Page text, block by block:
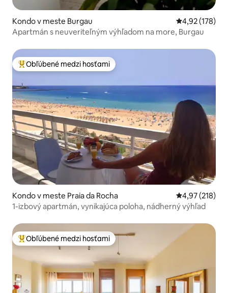
Kondo v meste Burgau Priemerné
4,92 (178)
Apartmán s neuveriteľným výhľadom na more, Burgau
Najobľúbenejšie medzi hosťami
Obľúbené medzi hosťami
Kondo v meste Praia da Rocha Priemerné
4,97 (218)
1-izbový apartmán, vynikajúca poloha, nádherný výhľad
Najobľúbenejšie medzi hosťami
Obľúbené medzi hosťami